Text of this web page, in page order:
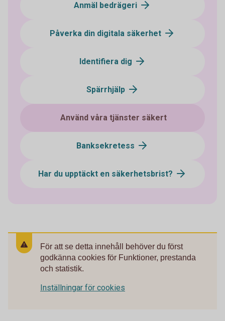
Anmäl bedrägeri
Påverka din digitala säkerhet
Identifiera dig
Spärrhjälp
Använd våra tjänster säkert
Banksekretess
Har du upptäckt en säkerhetsbrist?
För att se detta innehåll behöver du först
godkänna cookies för Funktioner, prestanda
och statistik.
Inställningar för cookies